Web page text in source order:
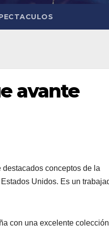
avante
conceptos de la
Unidos. Es un
con una excelente